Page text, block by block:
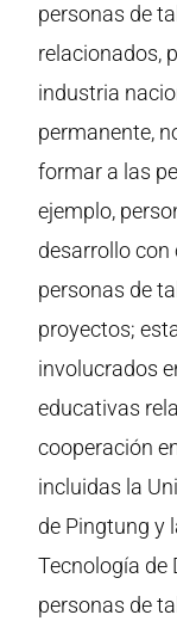
personas de
relacionados,
industria
permanente,
formar a las
ejemplo,
desarrollo con
personas de
proyectos;
involucrados
educativas
cooperación
incluidas la
de Pingtung y
Tecnología de
personas de